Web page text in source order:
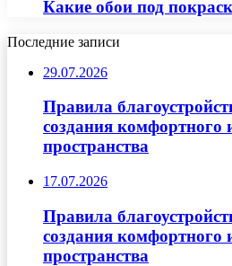
Какие обои под
Последние записи
29.07.2026
Правила
создания комфортного
пространства
17.07.2026
Правила
создания комфортного
пространства